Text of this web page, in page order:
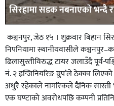
सिरहामा सडक नबनाएकाे भन्दै
कञ्चनपुर, जेठ १५ । शुक्रवार बिहान
निपनियामा स्थानीयवासीले
ढिलासुस्तीविरुद्ध टायर जलाउँदै पूर्व-
नं. २ इन्जिनियरिङ ग्रुप’ले ठेक्का
अधुरै रहेकाले नागरिकले दैनिक सास्ती
एक घण्टाको अवरोधपछि कम्पनी